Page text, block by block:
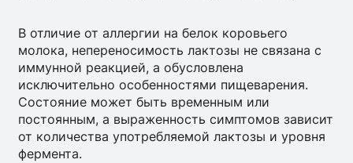
В отличие от аллергии на белок коровьего
молока, непереносимость лактозы не связана с
иммунной реакцией, а обусловлена
исключительно особенностями пищеварения.
Состояние может быть временным или
постоянным, а выраженность симптомов зависит
от количества употребляемой лактозы и уровня
фермента.